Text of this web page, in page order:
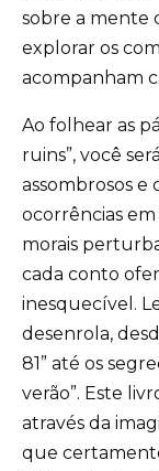
sobre a mente
explorar os
acompanham
Ao folhear as
ruins”, você
assombrosos e
ocorrências
morais
cada conto
inesquecível.
desenrola,
81” até os
verão”. Este
através da
que